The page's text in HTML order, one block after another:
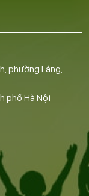
phường Láng,
phố Hà Nội